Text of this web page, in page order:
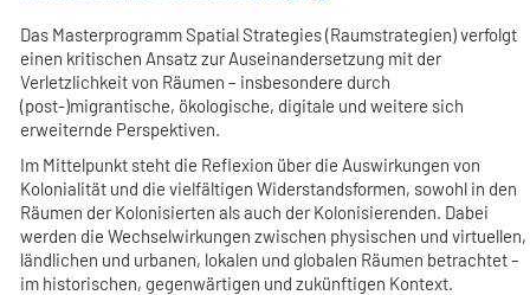
Das Masterprogramm Spatial Strategies (Raumstrategien) verfolgt
einen kritischen Ansatz zur Auseinandersetzung mit der
Verletzlichkeit von Räumen – insbesondere durch
(post-)migrantische, ökologische, digitale und weitere sich
erweiternde Perspektiven.
Im Mittelpunkt steht die Reflexion über die Auswirkungen von
Kolonialität und die vielfältigen Widerstandsformen, sowohl in den
Räumen der Kolonisierten als auch der Kolonisierenden. Dabei
werden die Wechselwirkungen zwischen physischen und virtuellen,
ländlichen und urbanen, lokalen und globalen Räumen betrachtet –
im historischen, gegenwärtigen und zukünftigen Kontext.